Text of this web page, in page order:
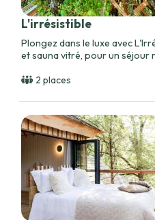
L'irrésistible
Plongez dans le luxe avec
et sauna vitré, pour un séjour
2 places